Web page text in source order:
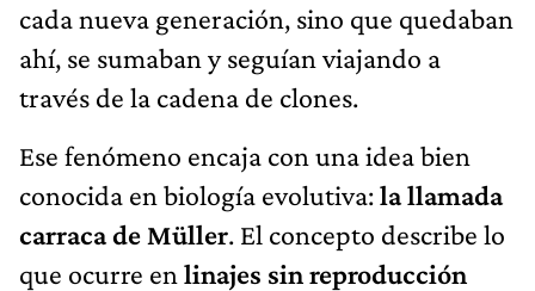
cada nueva generación, sino que quedaban
ahí, se sumaban y seguían viajando a
través de la cadena de clones.
Ese fenómeno encaja con una idea bien
conocida en biología evolutiva:la llamada
carraca de Müller. El concepto describe lo
que ocurre en linajes sin reproducción